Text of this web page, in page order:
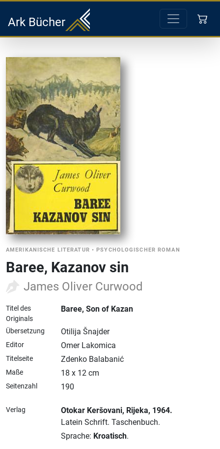
Ark Bücher
AMERIKANISCHE LITERATUR •PSYCHOLOGISCHER ROMAN
Baree, Kazanov sin
James Oliver Curwood
Titel des
Originals
Baree, Son of Kazan
Übersetzung Otilija Šnajder
Editor Omer Lakomica
Titelseite Zdenko Balabanić
Maße 18 x 12 cm
Seitenzahl 190
Verlag Otokar Keršovani, Rijeka, 1964.
Latein Schrift. Taschenbuch.
Sprache: Kroatisch.